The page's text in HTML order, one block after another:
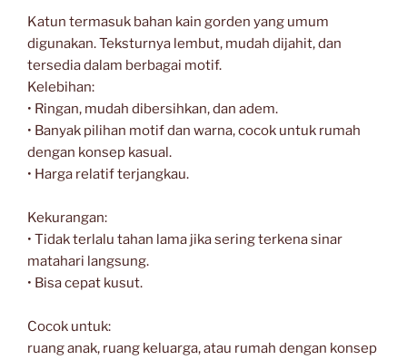
Katun termasuk bahan kain gorden yang umum
digunakan. Teksturnya lembut, mudah dijahit, dan
tersedia dalam berbagai motif.
Kelebihan:
• Ringan, mudah dibersihkan, dan adem.
• Banyak pilihan motif dan warna, cocok untuk rumah
dengan konsep kasual.
• Harga relatif terjangkau.
Kekurangan:
• Tidak terlalu tahan lama jika sering terkena sinar
matahari langsung.
• Bisa cepat kusut.
Cocok untuk:
ruang anak, ruang keluarga, atau rumah dengan konsep